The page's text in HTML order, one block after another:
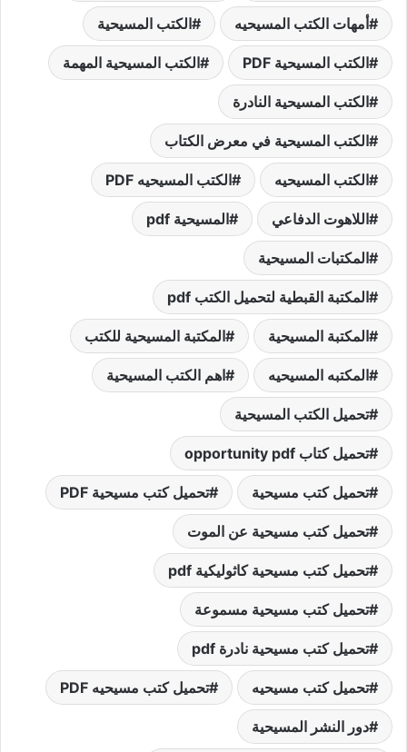
أمهات الكتب المسيحيه الكتب المسيحية
الكتب المسيحية PDF الكتب المسيحية المهمة
الكتب المسيحية النادرة
الكتب المسيحية في معرض الكتاب
الكتب المسيحيه الكتب المسيحيه PDF
اللاهوت الدفاعي المسيحية pdf
المكتبات المسيحية
المكتبة القبطية لتحميل الكتب pdf
المكتبة المسيحية المكتبة المسيحية للكتب
المكتبه المسيحيه اهم الكتب المسيحية
تحميل الكتب المسيحية
تحميل كتاب opportunity pdf
تحميل كتب مسيحية تحميل كتب مسيحية PDF
تحميل كتب مسيحية عن الموت
تحميل كتب مسيحية كاثوليكية pdf
تحميل كتب مسيحية مسموعة
تحميل كتب مسيحية نادرة pdf
تحميل كتب مسيحيه تحميل كتب مسيحيه PDF
دور النشر المسيحية